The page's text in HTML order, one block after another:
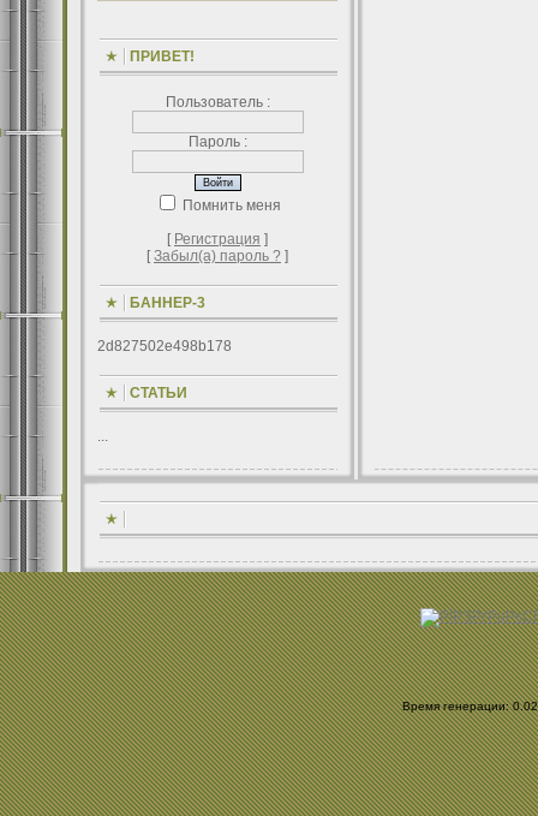
ПРИВЕТ!
Пользователь :
Пароль :
Помнить меня
[ Регистрация ]
[Забыл(а) пароль ? ]
БАННЕР-3
2d827502e498b178
СТАТЬИ
...
Время генерации: